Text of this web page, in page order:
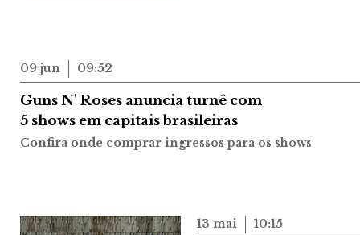
09 jun 09:52
Guns N' Roses anuncia turnê com
5 shows em capitais brasileiras
Confira onde comprar ingressos para os shows
13 mai 10:15